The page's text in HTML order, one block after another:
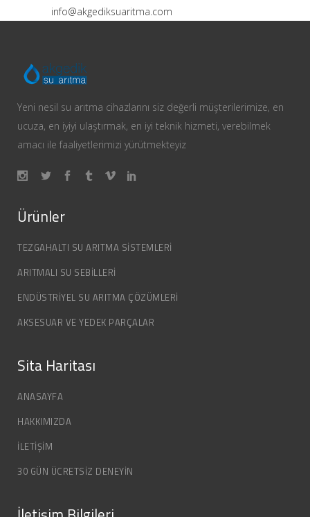
info@akgediksuaritma.com
Yeni nesil su arıtma cihazlarını siz değerli müşterilerimize, en
ucuza, en iyiyi ulaştırmak, en iyi teknik hizmeti, verebilmek
amacı ile faaliyetlerimizi yürütmekteyiz
Ürünler
TEZGAHALTI SU ARITMA SISTEMLERI
ARITMALI SU SEBILLERI
ENDÜSTRIYEL SU ARITMA ÇÖZÜMLERI
AKSESUAR VE YEDEK PARÇALAR
Sita Haritası
ANASAYFA
HAKKIMIZDA
İLETİŞİM
30 GÜN ÜCRETSİZ DENEYİN